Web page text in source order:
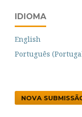
IDIOMA
English
Português
NOVA